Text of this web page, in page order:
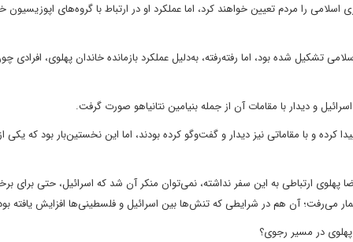
را مردم تعیین خواهند کرد، اما عملکرد او در ارتباط با گروه‌های اپوزیسیون
شده بود، اما رفته‌رفته، به‌دلیل عملکرد بازمانده خاندان پهلوی، افرادی
و با مقاماتی نیز دیدار و گفت‌وگو کرده بودند، اما این نخستین‌بار بود که یکی
پهلوی ارتباطی به این سفر نداشته، نمی‌توان منکر آن شد که اسرائیل، حتی برای
می‌رفت؛ آن هم در شرایطی که تنش‌ها بین اسرائیل و فلسطینی‌ها افزایش یافته
پهلوی در مسیر رجوی؟